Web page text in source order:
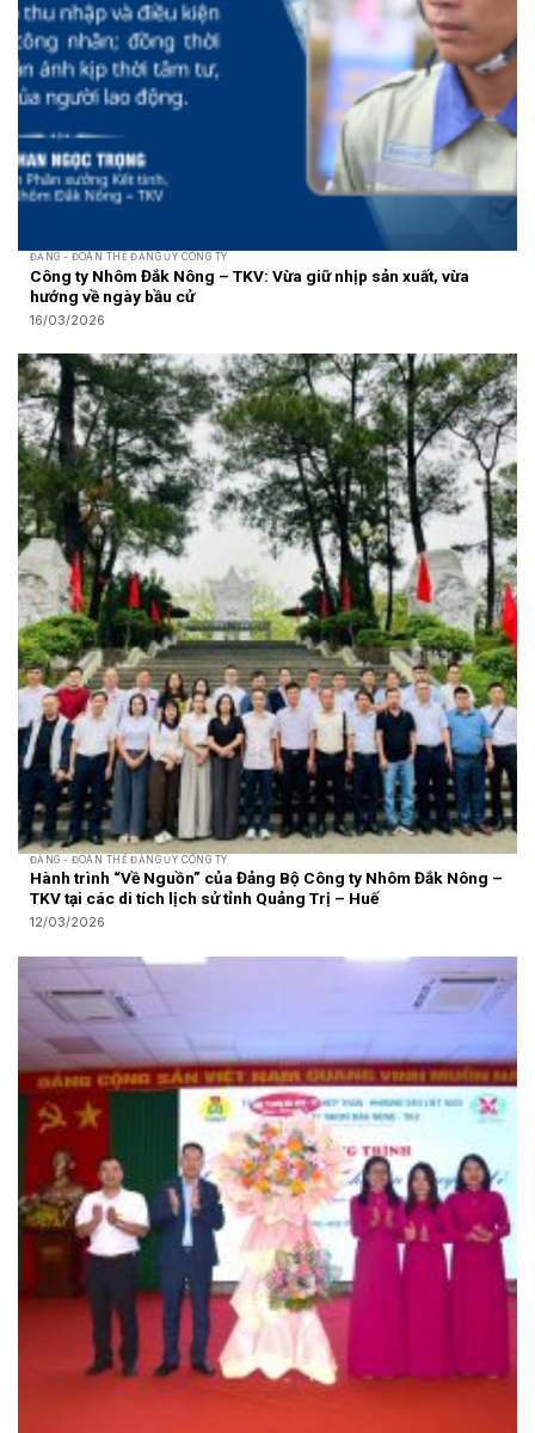
ĐẢNG - ĐOÀN THỂ ĐẢNG ỦY CÔNG TY
Công ty Nhôm Đắk Nông – TKV: Vừa giữ nhịp sản xuất, vừa
hướng về ngày bầu cử
16/03/2026
ĐẢNG - ĐOÀN THỂ ĐẢNG ỦY CÔNG TY
Hành trình “Về Nguồn” của Đảng Bộ Công ty Nhôm Đắk Nông –
TKV tại các di tích lịch sử tỉnh Quảng Trị – Huế
12/03/2026